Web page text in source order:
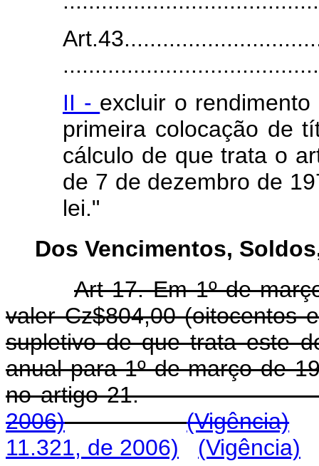
II - excluir o
primeira colocação de
cálculo de que trata o
de 7 de dezembro de
lei."
Dos Vencimentos,
Art 17. Em 1º de
valer Cz$804,00 (oitocentos
supletivo de que trata este
anual para 1º de março de
no artigo
2006)
(Vigência)
11.321, de 2006)
(Vigência)